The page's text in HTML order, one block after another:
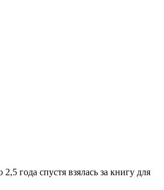
года спустя взялась за книгу для